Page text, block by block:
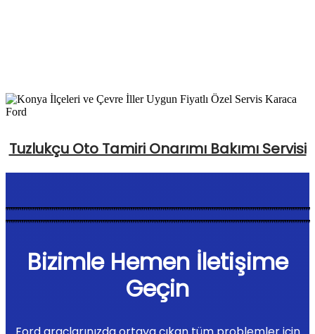
Tuzlukçu Oto Tamiri Onarımı Bakımı Servisi
Bizimle Hemen İletişime
Geçin